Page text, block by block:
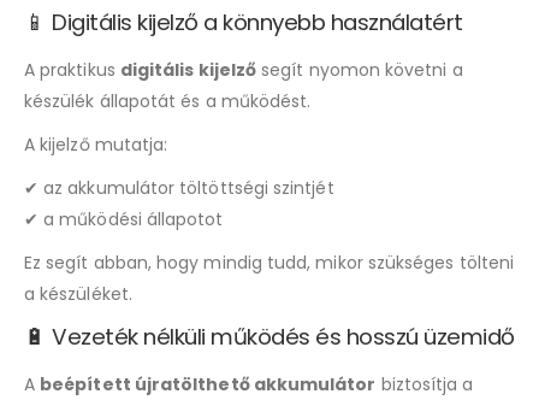
📱 Digitális kijelző a könnyebb használatért
A praktikus digitális kijelző segít nyomon követni a
készülék állapotát és a működést.
A kijelző mutatja:
✔ az akkumulátor töltöttségi szintjét
✔ a működési állapotot
Ez segít abban, hogy mindig tudd, mikor szükséges tölteni
a készüléket.
🔋 Vezeték nélküli működés és hosszú üzemidő
A beépített újratölthető akkumulátor biztosítja a